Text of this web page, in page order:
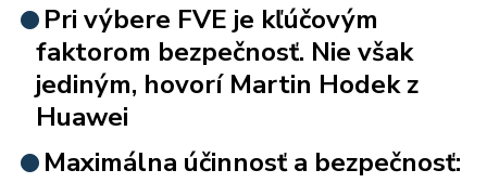
Pri výbere FVE je kľúčovým
faktorom bezpečnosť. Nie však
jediným, hovorí Martin Hodek z
Huawei
Maximálna účinnosť a bezpečnosť: